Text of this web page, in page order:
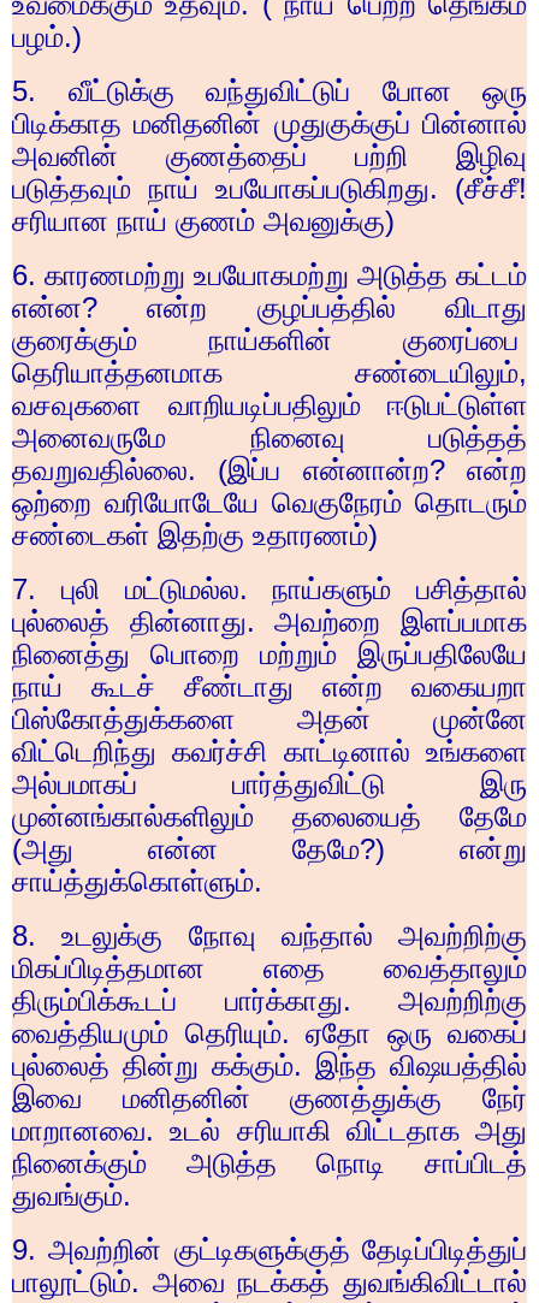
பழம்.)
5. வீட்டுக்கு வந்துவிட்டுப் போன ஒரு
பிடிக்காத மனிதனின் முதுகுக்குப் பின்னால்
அவனின் குணத்தைப் பற்றி இழிவு
படுத்தவும் நாய் உபயோகப்படுகிறது. (சீச்சீ!
சரியான நாய் குணம் அவனுக்கு)
6. காரணமற்று உபயோகமற்று அடுத்த கட்டம்
என்ன?என்ற குழப்பத்தில் விடாது
குரைக்கும் நாய்களின் குரைப்பை
தெரியாத்தனமாக சண்டையிலும்,
வசவுகளை வாறியடிப்பதிலும் ஈடுபட்டுள்ள
அனைவருமே நினைவு படுத்தத்
தவறுவதில்லை. (இப்ப என்னான்ற?என்ற
ஒற்றை வரியோடேயே வெகுநேரம் தொடரும்
சண்டைகள் இதற்கு உதாரணம்)
7. புலி மட்டுமல்ல. நாய்களும் பசித்தால்
புல்லைத் தின்னாது. அவற்றை இளப்பமாக
நினைத்து பொறை மற்றும் இருப்பதிலேயே
நாய் கூடச் சீண்டாது என்ற வகையறா
பிஸ்கோத்துக்களை அதன் முன்னே
விட்டெறிந்து கவர்ச்சி காட்டினால் உங்களை
அல்பமாகப் பார்த்துவிட்டு இரு
முன்னங்கால்களிலும் தலையைத் தேமே
(அது என்ன தேமே?) என்று
சாய்த்துக்கொள்ளும்.
8.உடலுக்கு நோவு வந்தால் அவற்றிற்கு
மிகப்பிடித்தமான எதை வைத்தாலும்
திரும்பிக்கூடப் பார்க்காது. அவற்றிற்கு
வைத்தியமும் தெரியும். ஏதோ ஒரு வகைப்
புல்லைத் தின்று கக்கும். இந்த விஷயத்தில்
இவை மனிதனின் குணத்துக்கு நேர்
மாறானவை. உடல் சரியாகி விட்டதாக அது
நினைக்கும் அடுத்த நொடி சாப்பிடத்
துவங்கும்.
9.அவற்றின் குட்டிகளுக்குத் தேடிப்பிடித்துப்
பாலூட்டும். அவை நடக்கத் துவங்கிவிட்டால்